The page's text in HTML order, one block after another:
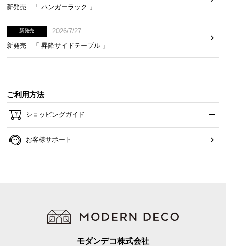
新発売 「 ハンガーラック 」
新発売
2026/7/27
新発売 「 昇降サイドテーブル 」
ご利用方法
ショッピングガイド
お客様サポート
モダンデコ株式会社